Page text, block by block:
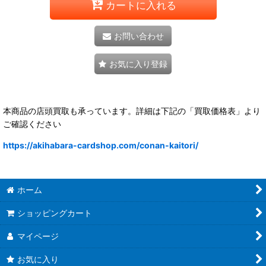
カートに入れる
お問い合わせ
お気に入り登録
本商品の店頭買取も承っています。詳細は下記の「買取価格表」より
ご確認ください
https://akihabara-cardshop.com/conan-kaitori/
ホーム
ショッピングカート
マイページ
お気に入り